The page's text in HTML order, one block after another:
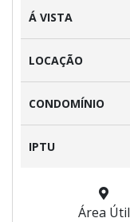
Á VISTA
LOCAÇÃO
CONDOMÍNIO
IPTU
Área Útil